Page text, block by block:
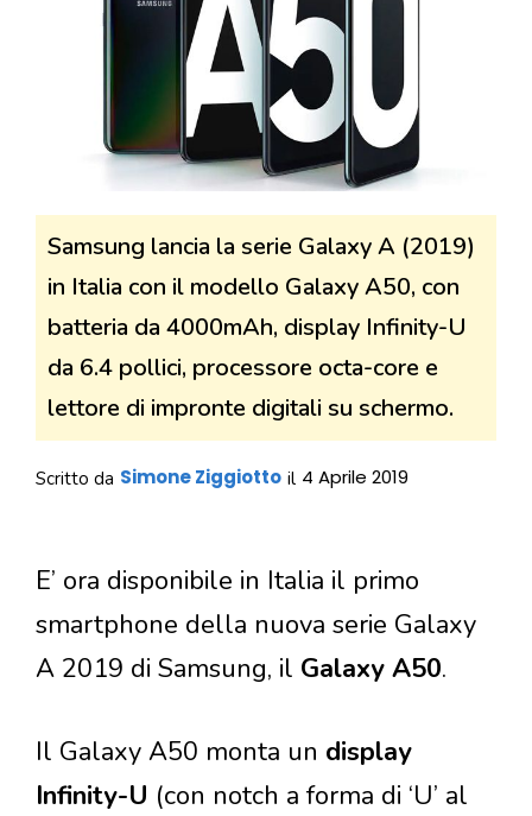
Samsung lancia la serie Galaxy A (2019)
in Italia con il modello Galaxy A50, con
batteria da 4000mAh, display Infinity-U
da 6.4 pollici, processore octa-core e
lettore di impronte digitali su schermo.
Scritto da Simone Ziggiotto il 4 Aprile 2019
E’ ora disponibile in Italia il primo
smartphone della nuova serie Galaxy
A 2019 di Samsung, il Galaxy A50.
Il Galaxy A50 monta un display
Infinity-U (con notch a forma di ‘U’ al